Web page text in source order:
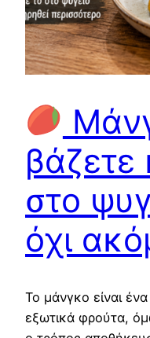
βάζετε
στο
όχι
Το μάνγκο είναι
εξωτικά φρούτα,